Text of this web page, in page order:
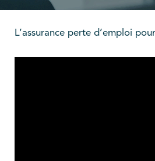
L’assurance perte d’emploi